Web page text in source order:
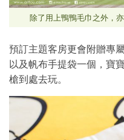
除了用上鴨鴨毛巾之外，
預訂主題客房更會附贈專
以及帆布手提袋一個，寶
槍到處去玩。